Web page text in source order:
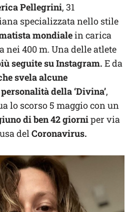
Pellegrini, 31
specializzata nello stile
mondialein carica
nei 400 m. Una delle atlete
seguite su Instagram. E da
svela alcune
della ‘Divina’,
lo scorso 5 maggio con un
di ben 42 giorniper via
delCoronavirus.